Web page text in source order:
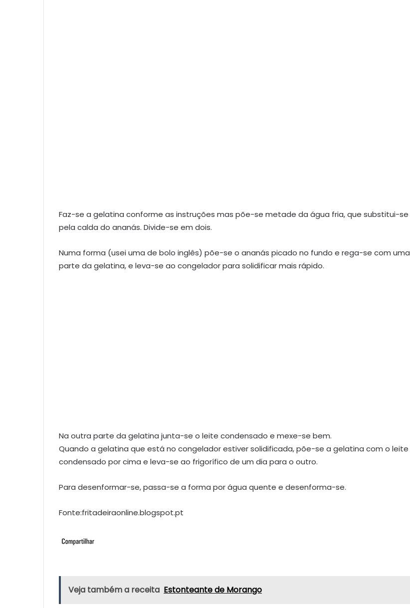
Faz-se a gelatina conforme as instruções mas põe-se metade da água fria, que substitui-se
pela calda do ananás. Divide-se em dois.
Numa forma (usei uma de bolo inglês) põe-se o ananás picado no fundo e rega-se com uma
parte da gelatina, e leva-se ao congelador para solidificar mais rápido.
Na outra parte da gelatina junta-se o leite condensado e mexe-se bem.
Quando a gelatina que está no congelador estiver solidificada, põe-se a gelatina com o leite
condensado por cima e leva-se ao frigorífico de um dia para o outro.
Para desenformar-se, passa-se a forma por água quente e desenforma-se.
Fonte:fritadeiraonline.blogspot.pt
Veja também a receita Estonteante de Morango